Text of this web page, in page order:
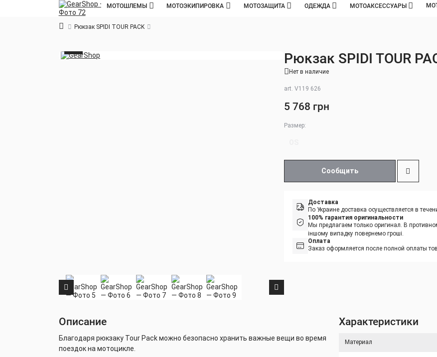
МОТОШЛЕМЫ МОТОЭКИПИРОВКА МОТОЗАЩИТА ОДЕЖДА МОТОАКСЕССУАРЫ
Рюкзак SPIDI TOUR PACK
Рюкзак SPIDI TOUR
Нет в наличие
art. V119 626
5 768 грн
Размер:
Сообщить
Доставка
По Украине доставка осуществляется в
100% гарантия оригинальности
Мы предлагаем только оригинал. В
іншому випадку повернемо гроші.
Оплата
Заказ оформляется после полной оплаты
Описание
Благодаря рюкзаку Tour Pack можно безопасно хранить важные вещи во время
поездок на мотоцикле.
Характеристики
Материал